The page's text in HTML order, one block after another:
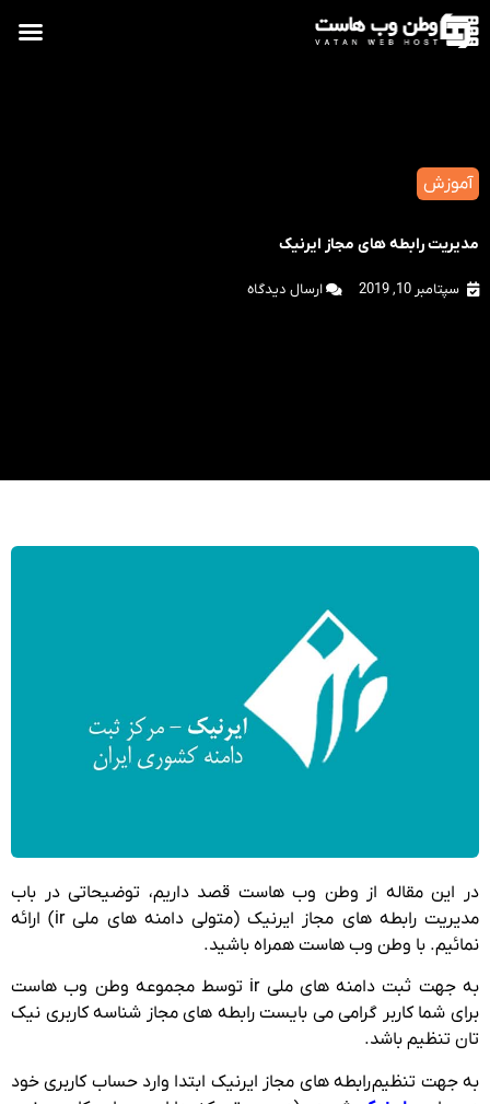
آموزش
مدیریت رابطه های مجاز ایرنیک
سپتامبر 10, 2019 ارسال دیدگاه
در این مقاله از وطن وب هاست قصد داریم، توضیحاتی در باب
مدیریت رابطه های مجاز ایرنیک (متولی دامنه های ملی ir) ارائه
نمائیم. با وطن وب هاست همراه باشید.
به جهت ثبت دامنه های ملی ir توسط مجموعه وطن وب هاست
برای شما کاربر گرامی می بایست رابطه های مجاز شناسه کاربری نیک
تان تنظیم باشد.
به جهت تنظیم رابطه های مجاز ایرنیک ابتدا وارد حساب کاربری خود